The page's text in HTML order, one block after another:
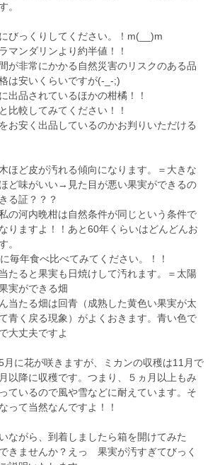
。
びっくりしてください。！m(__)m
マンダリンより約半値！！
が非常にかかる自然災害のリスクのある品
は安いくらいですが(-_-;)
出品されているほかの柑橘！！
比較してみてください！！
お安く出品しているのかお判りいただける
ほど皮が汚れる傾向になります。＝大きな
ど味がいい→見た目が悪い果実ができるの
る証？？？
の河内晩柑は自然条件が同じという条件で
りますよ！！あと60年くらいはどんどんお
。
毎年食べ比べてみてください。！！
たると果実も日焼けして汚れます。＝太陽
実ができる畑
当たる畑は回青（成熟した黄色い果実が太
青く戻る現象）がよくおきます。青い色で
大丈夫ですよ
月に花が咲きますが、ミカンの収穫は11月で
以降に収穫です。つまり、５ヵ月以上もみ
ているので風や雪などに耐えています。そ
って当然なんですよ！！
ながら、到着しましたら箱を開けてみた
きませんか？えっ 果実が汚すぎてびっく